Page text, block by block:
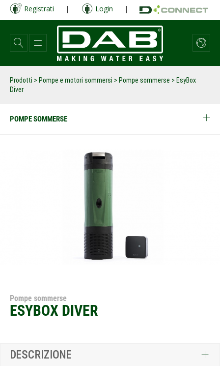
Salta
contenuto
principale
Registrati | Login |
Prodotti > Pompe e motori sommersi > Pompe sommerse > EsyBox
Diver
POMPE SOMMERSE
Pompe sommerse
ESYBOX DIVER
DESCRIZIONE